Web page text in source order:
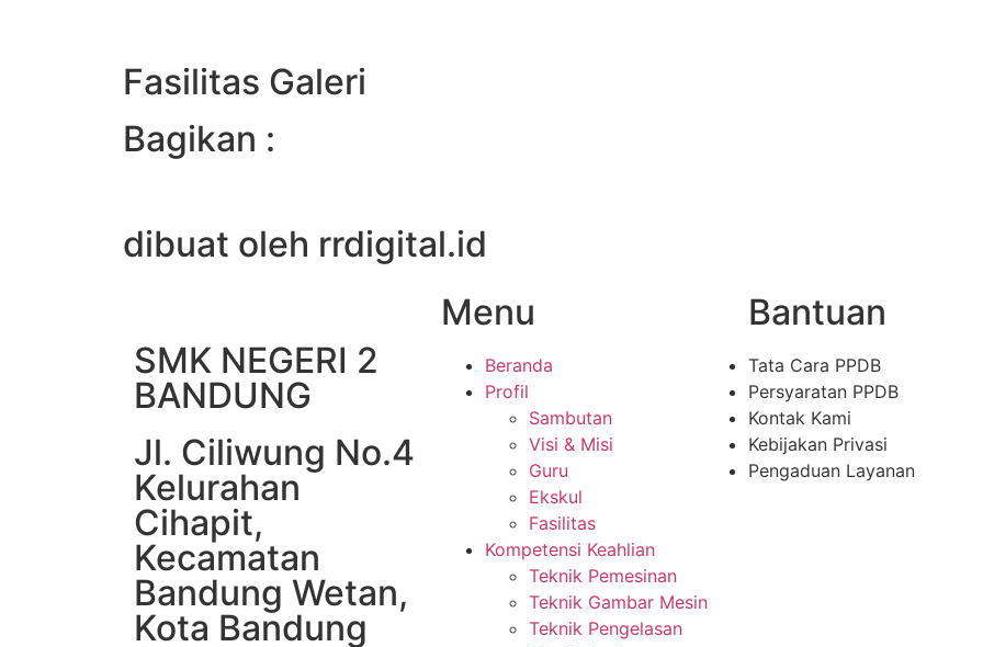
Fasilitas Galeri
Bagikan :
dibuat oleh rrdigital.id
SMK NEGERI 2
BANDUNG
Jl. Ciliwung No.4
Kelurahan
Cihapit,
Kecamatan
Bandung Wetan,
Kota Bandung
Menu
Beranda
Profil
Sambutan
Visi & Misi
Guru
Ekskul
Fasilitas
Kompetensi Keahlian
Teknik Pemesinan
Teknik Gambar Mesin
Teknik Pengelasan
Bantuan
Tata Cara PPDB
Persyaratan PPDB
Kontak Kami
Kebijakan Privasi
Pengaduan Layanan